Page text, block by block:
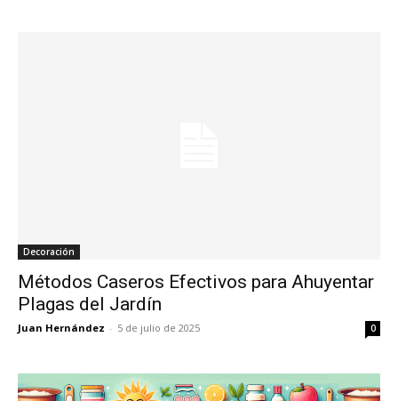
Decoración
Métodos Caseros Efectivos para Ahuyentar
Plagas del Jardín
Juan Hernández - 5 de julio de 2025 0